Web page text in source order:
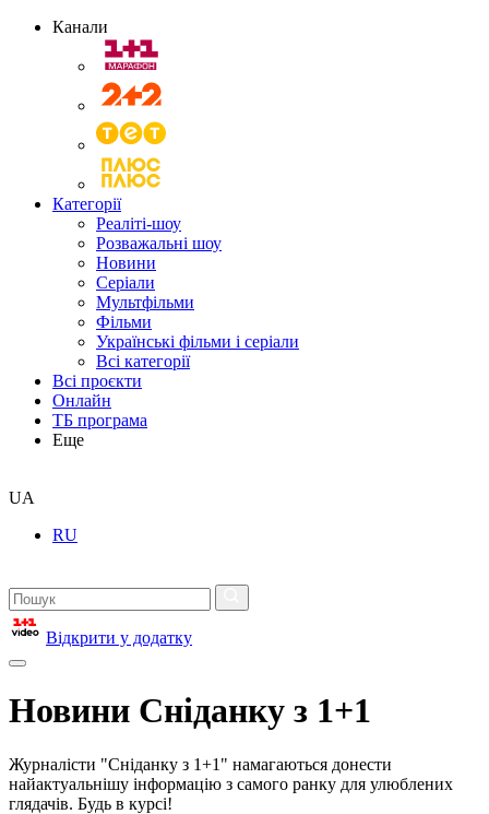
Канали
Категорії
Реаліті-шоу
Розважальні шоу
Новини
Серіали
Мультфільми
Фільми
Українські фільми і серіали
Всі категорії
Всі проєкти
Онлайн
ТБ програма
Еще
UA
RU
Відкрити у додатку
Новини Сніданку з 1+1
Журналісти "Сніданку з 1+1" намагаються донести
найактуальнішу інформацію з самого ранку для улюблених
глядачів. Будь в курсі!